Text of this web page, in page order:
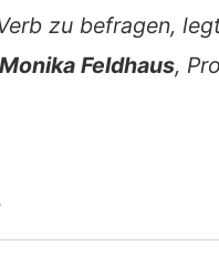
zu befragen,
Feldhaus,